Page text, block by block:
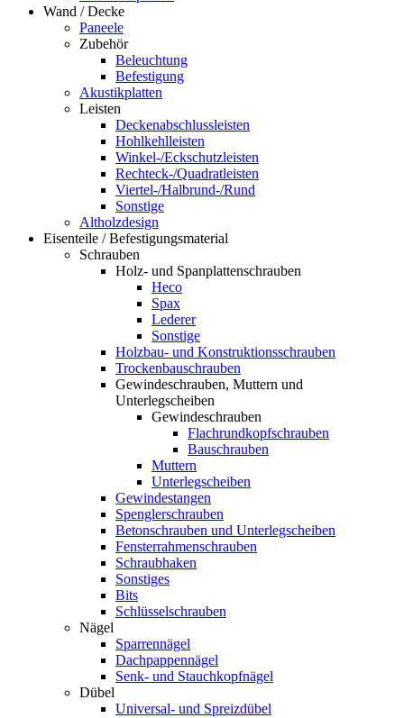
Wand / Decke
Paneele
Zubehör
Beleuchtung
Befestigung
Akustikplatten
Leisten
Deckenabschlussleisten
Hohlkehlleisten
Winkel-/Eckschutzleisten
Rechteck-/Quadratleisten
Viertel-/Halbrund-/Rund
Sonstige
Altholzdesign
Eisenteile / Befestigungsmaterial
Schrauben
Holz- und Spanplattenschrauben
Heco
Spax
Lederer
Sonstige
Holzbau- und Konstruktionsschrauben
Trockenbauschrauben
Gewindeschrauben, Muttern und
Unterlegscheiben
Gewindeschrauben
Flachrundkopfschrauben
Bauschrauben
Muttern
Unterlegscheiben
Gewindestangen
Spenglerschrauben
Betonschrauben und Unterlegscheiben
Fensterrahmenschrauben
Schraubhaken
Sonstiges
Bits
Schlüsselschrauben
Nägel
Sparrennägel
Dachpappennägel
Senk- und Stauchkopfnägel
Dübel
Universal- und Spreizdübel